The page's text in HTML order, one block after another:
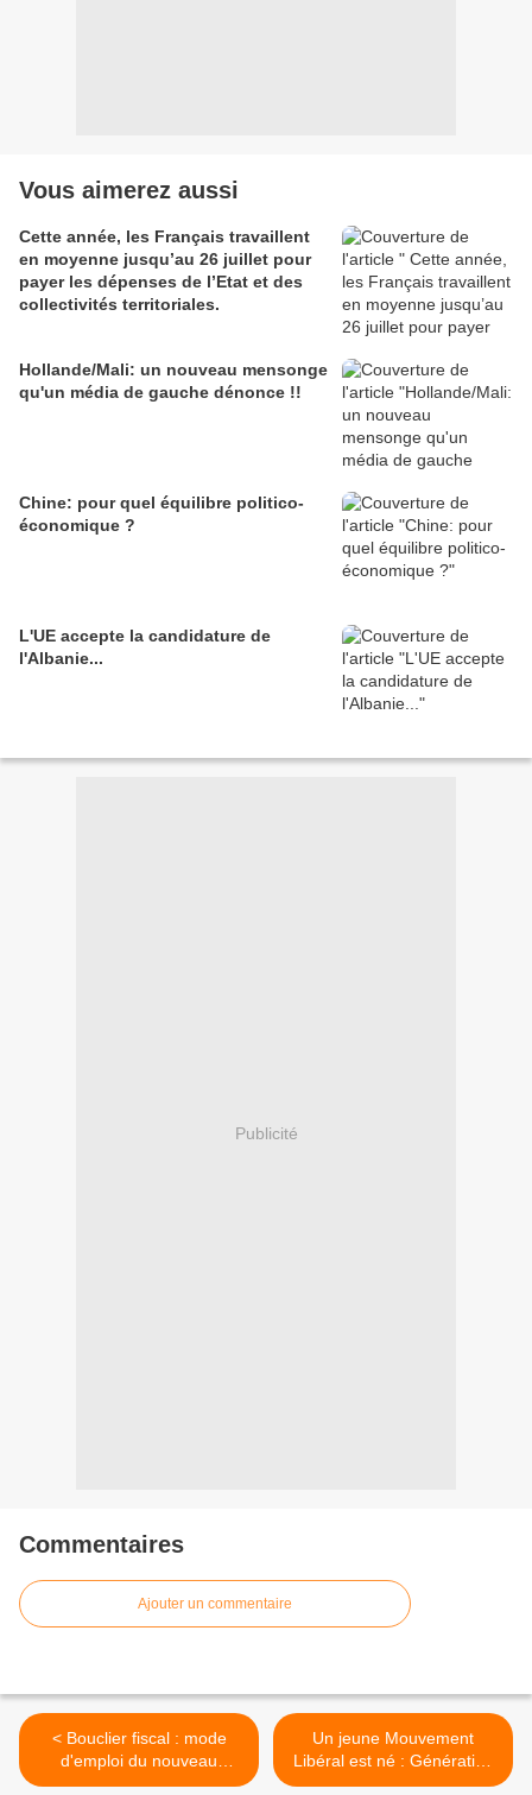
Vous aimerez aussi
Cette année, les Français travaillent
en moyenne jusqu’au 26 juillet pour
payer les dépenses de l’Etat et des
collectivités territoriales.
Hollande/Mali: un nouveau mensonge
qu'un média de gauche dénonce !!
Chine: pour quel équilibre politico-
économique ?
L'UE accepte la candidature de
l'Albanie...
Publicité
Commentaires
Ajouter un commentaire
< Bouclier fiscal : mode
d'emploi du nouveau
dispositif
Un jeune Mouvement
Libéral est né : Génération
Libre >